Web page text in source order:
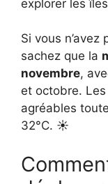
explorer les
Si vous
sachez que la
novembre,
et octobre.
agréables
32°C. ☀️